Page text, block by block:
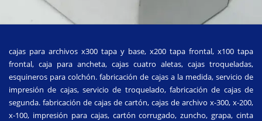
cajas para archivos x300 tapa y base, x200 tapa frontal, x100 tapa
frontal, caja para ancheta, cajas cuatro aletas, cajas troqueladas,
esquineros para colchón. fabricación de cajas a la medida, servicio de
impresión de cajas, servicio de troquelado, fabricación de cajas de
segunda. fabricación de cajas de cartón, cajas de archivo x-300, x-200,
x-100, impresión para cajas, cartón corrugado, zuncho, grapa, cinta